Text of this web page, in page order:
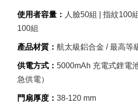
使用者容量： 人臉50組 | 指紋100
100組
產品材質： 航太級鋁合金 / 最高等
供電方式： 5000mAh 充電式鋰電
急供電）
門扇厚度： 38-120 mm